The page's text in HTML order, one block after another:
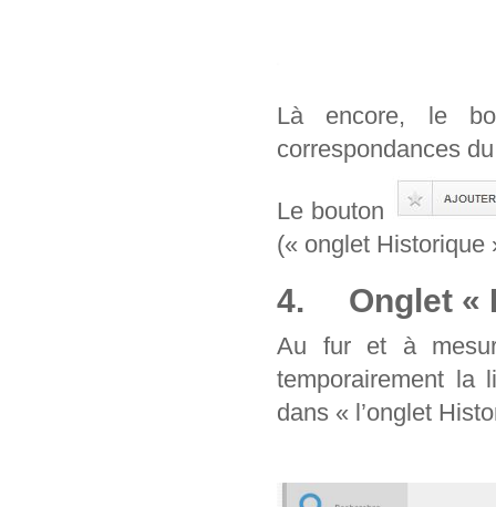
Là encore, le
correspondances
Le bouton
(« onglet Historique
4. Onglet «
Au fur et à
temporairement la
dans « l’onglet